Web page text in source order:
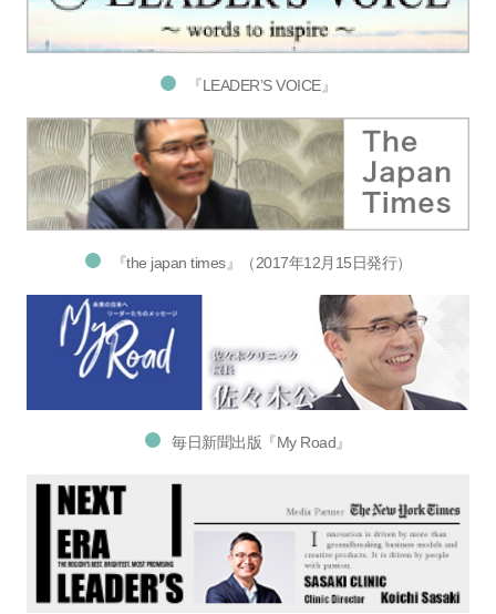
『LEADER’S VOICE』
『the japan times』（2017年12月15日発行）
毎日新聞出版『My Road』